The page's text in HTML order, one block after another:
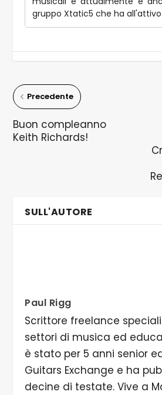
gruppo Xtatic5 che ha
Precedente
Buon compleanno
Keith Richards!
SULL'AUTORE
Paul Rigg
Scrittore freelance
settori di musica ed
è stato per 5 anni senior
Guitars Exchange e ha
decine di testate. Vive a